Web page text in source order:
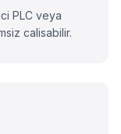
PLC veya
calisabilir.